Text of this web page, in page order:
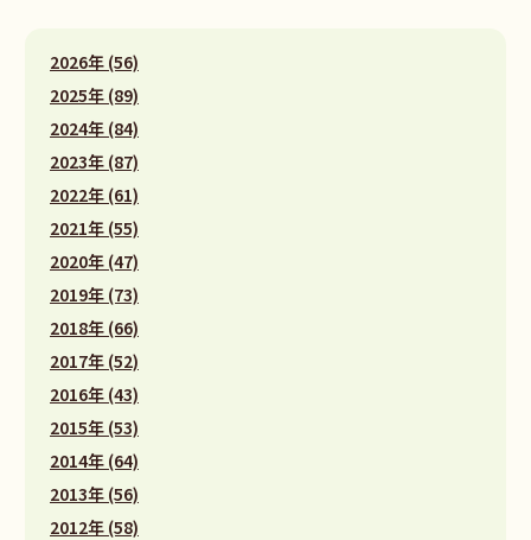
2026年 (56)
2025年 (89)
2024年 (84)
2023年 (87)
2022年 (61)
2021年 (55)
2020年 (47)
2019年 (73)
2018年 (66)
2017年 (52)
2016年 (43)
2015年 (53)
2014年 (64)
2013年 (56)
2012年 (58)